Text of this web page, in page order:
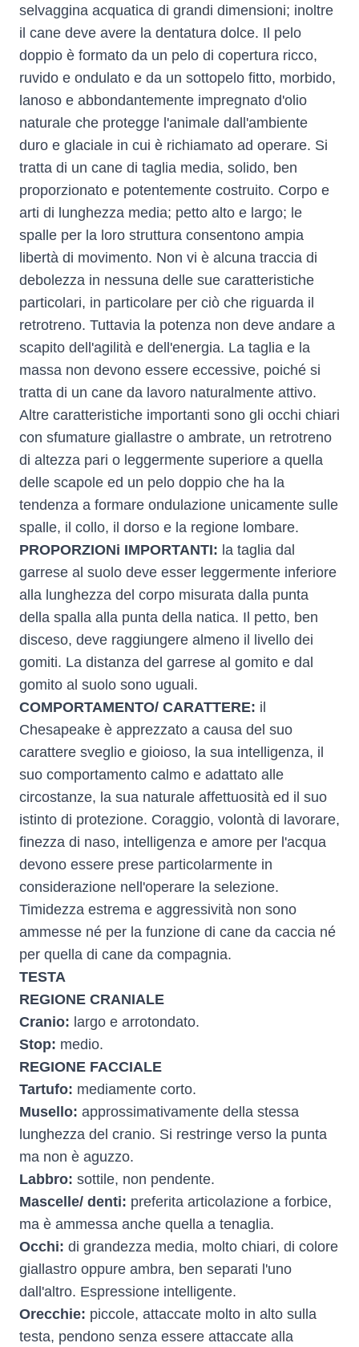
selvaggina acquatica di grandi dimensioni; inoltre
il cane deve avere la dentatura dolce. Il pelo
doppio è formato da un pelo di copertura ricco,
ruvido e ondulato e da un sottopelo fitto, morbido,
lanoso e abbondantemente impregnato d'olio
naturale che protegge l'animale dall'ambiente
duro e glaciale in cui è richiamato ad operare. Si
tratta di un cane di taglia media, solido, ben
proporzionato e potentemente costruito. Corpo e
arti di lunghezza media; petto alto e largo; le
spalle per la loro struttura consentono ampia
libertà di movimento. Non vi è alcuna traccia di
debolezza in nessuna delle sue caratteristiche
particolari, in particolare per ciò che riguarda il
retrotreno. Tuttavia la potenza non deve andare a
scapito dell'agilità e dell'energia. La taglia e la
massa non devono essere eccessive, poiché si
tratta di un cane da lavoro naturalmente attivo.
Altre caratteristiche importanti sono gli occhi chiari
con sfumature giallastre o ambrate, un retrotreno
di altezza pari o leggermente superiore a quella
delle scapole ed un pelo doppio che ha la
tendenza a formare ondulazione unicamente sulle
spalle, il collo, il dorso e la regione lombare.
PROPORZIONi IMPORTANTI: la taglia dal
garrese al suolo deve esser leggermente inferiore
alla lunghezza del corpo misurata dalla punta
della spalla alla punta della natica. Il petto, ben
disceso, deve raggiungere almeno il livello dei
gomiti. La distanza del garrese al gomito e dal
gomito al suolo sono uguali.
COMPORTAMENTO/ CARATTERE: il
Chesapeake è apprezzato a causa del suo
carattere sveglio e gioioso, la sua intelligenza, il
suo comportamento calmo e adattato alle
circostanze, la sua naturale affettuosità ed il suo
istinto di protezione. Coraggio, volontà di lavorare,
finezza di naso, intelligenza e amore per l'acqua
devono essere prese particolarmente in
considerazione nell'operare la selezione.
Timidezza estrema e aggressività non sono
ammesse né per la funzione di cane da caccia né
per quella di cane da compagnia.
TESTA
REGIONE CRANIALE
Cranio: largo e arrotondato.
Stop: medio.
REGIONE FACCIALE
Tartufo: mediamente corto.
Musello: approssimativamente della stessa
lunghezza del cranio. Si restringe verso la punta
ma non è aguzzo.
Labbro: sottile, non pendente.
Mascelle/ denti: preferita articolazione a forbice,
ma è ammessa anche quella a tenaglia.
Occhi: di grandezza media, molto chiari, di colore
giallastro oppure ambra, ben separati l'uno
dall'altro. Espressione intelligente.
Orecchie: piccole, attaccate molto in alto sulla
testa, pendono senza essere attaccate alla